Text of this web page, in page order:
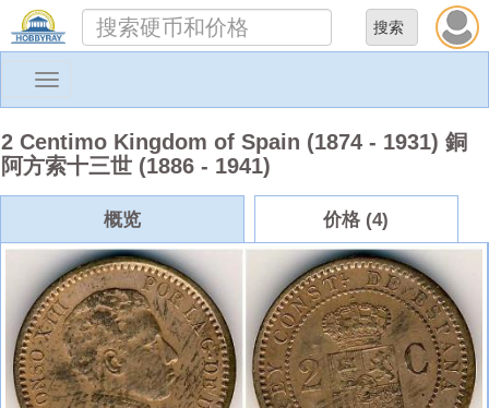
Toggle
2 Centimo Kingdom of Spain (1874 - 1931) 銅
阿方索十三世 (1886 - 1941)
概览 价格 (4)